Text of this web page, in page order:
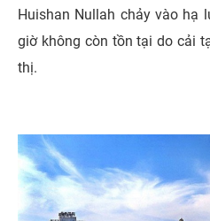
Huishan Nullah chảy vào hạ
giờ không còn tồn tại do cải
thị.